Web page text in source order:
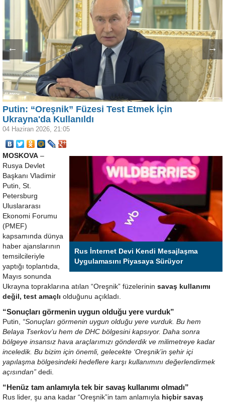
← →
Putin: “Oreşnik” Füzesi Test Etmek İçin
Ukrayna'da Kullanıldı
04 Haziran 2026, 21:05
Rus İnternet Devi Kendi Mesajlaşma
Uygulamasını Piyasaya Sürüyor
MOSKOVA –
Rusya Devlet
Başkanı Vladimir
Putin, St.
Petersburg
Uluslararası
Ekonomi Forumu
(PMEF)
kapsamında dünya
haber ajanslarının
temsilcileriyle
yaptığı toplantıda,
Mayıs sonunda
Ukrayna topraklarına atılan “Oreşnik” füzelerinin savaş kullanımı
değil, test amaçlı olduğunu açıkladı.
“Sonuçları görmenin uygun olduğu yere vurduk”
Putin, “Sonuçları görmenin uygun olduğu yere vurduk. Bu hem
Belaya Tserkov’u hem de DHC bölgesini kapsıyor. Daha sonra
bölgeye insansız hava araçlarımızı gönderdik ve milimetreye kadar
inceledik. Bu bizim için önemli, gelecekte ‘Oreşnik’in şehir içi
yapılaşma bölgesindeki hedeflere karşı kullanımını değerlendirmek
açısından” dedi.
“Henüz tam anlamıyla tek bir savaş kullanımı olmadı”
Rus lider, şu ana kadar “Oreşnik”in tam anlamıyla hiçbir savaş